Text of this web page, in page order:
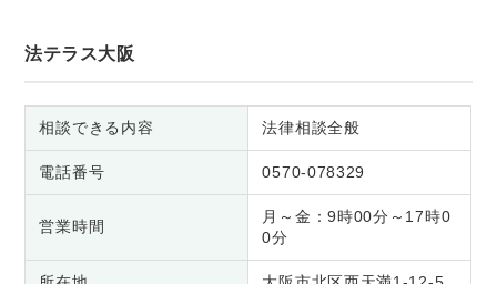
法テラス大阪
相談できる内容 法律相談全般
電話番号 0570-078329
営業時間
月～金：9時00分～17時0
0分